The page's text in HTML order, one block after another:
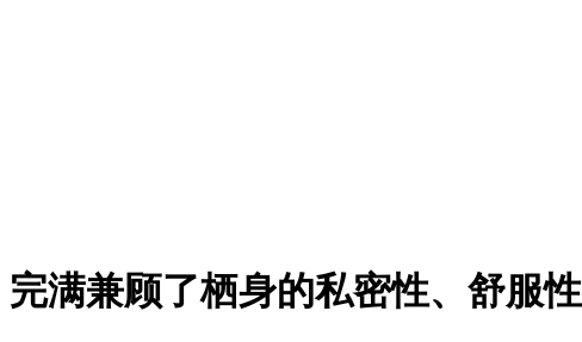
完满兼顾了栖身的私密性、舒服